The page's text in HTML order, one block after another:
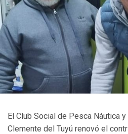
El Club Social de Pesca Náutica
Clemente del Tuyú renovó el